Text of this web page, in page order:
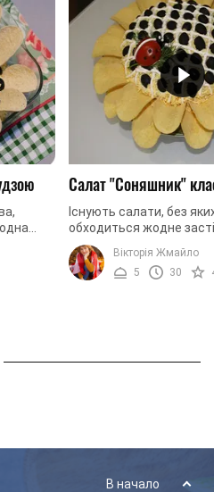
ми
Салат "Соняшник"
Існують салати, без
обходиться жодне
рік господині готують
"Олів'є" і, звичайно ж,
Якщо першу страву ...
Вікторія Жмайло
5
30
В начало